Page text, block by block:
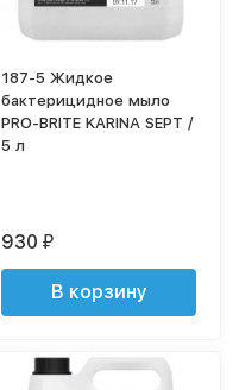
187-5 Жидкое
бактерицидное мыло
PRO-BRITE KARINA SEPT /
5 л
930₽
В корзину